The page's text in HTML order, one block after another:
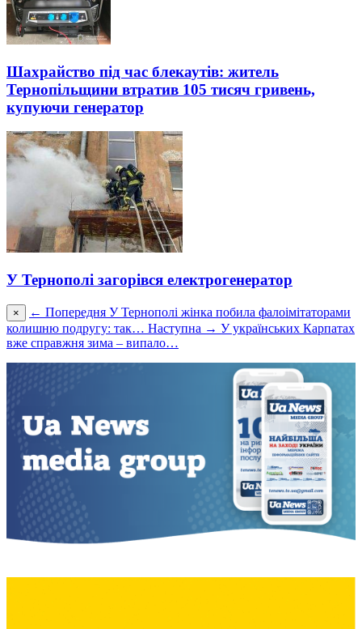
Шахрайство під час блекаутів: житель
Тернопільщини втратив 105 тисяч гривень,
купуючи генератор
У Тернополі загорівся електрогенератор
× ← Попередня У Тернополі жінка побила фалоімітаторами
колишню подругу: так… Наступна → У українських Карпатах
вже справжня зима – випало…